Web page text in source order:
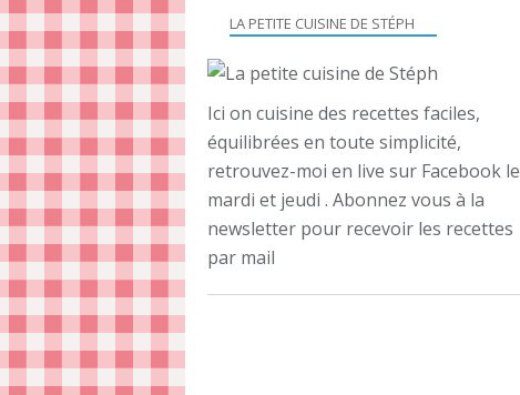
LA PETITE CUISINE DE STÉPH
Ici on cuisine des recettes faciles,
équilibrées en toute simplicité,
retrouvez-moi en live sur Facebook le
mardi et jeudi . Abonnez vous à la
newsletter pour recevoir les recettes
par mail